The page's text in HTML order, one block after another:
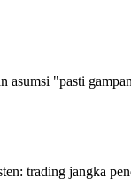
asumsi "pasti
trading jangka